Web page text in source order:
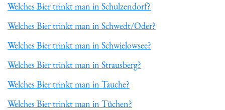
Welches Bier trinkt man in Schulzendorf?
Welches Bier trinkt man in Schwedt/Oder?
Welches Bier trinkt man in Schwielowsee?
Welches Bier trinkt man in Strausberg?
Welches Bier trinkt man in Tauche?
Welches Bier trinkt man in Tüchen?